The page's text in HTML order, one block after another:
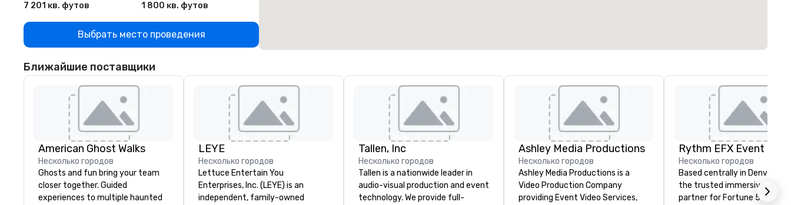
7 201 кв. футов 1 800 кв. футов
Выбрать место проведения
Ближайшие поставщики
American Ghost Walks
Несколько городов
Ghosts and fun bring your team
closer together. Guided
experiences to multiple haunted
LEYE
Несколько городов
Lettuce Entertain You
Enterprises, Inc. (LEYE) is an
independent, family-owned
Tallen, Inc
Несколько городов
Tallen is a nationwide leader in
audio-visual production and event
technology. We provide full-
Ashley Media Productions
Несколько городов
Ashley Media Productions is a
Video Production Company
providing Event Video Services,
Несколько городов
Based centrally in Denver,
the trusted immersive
partner for Fortune 500